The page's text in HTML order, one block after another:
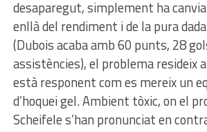
desaparegut, simplement ha
enllà del rendiment i de la pura
(Dubois acaba amb 60 punts, 28
assistències), el problema resideix
està responent com es mereix un
d’hoquei gel. Ambient tòxic, on el
Scheifele s’han pronunciat en